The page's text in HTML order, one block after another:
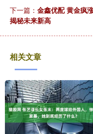
下一篇： 金鑫优配 黄金疯
揭秘未来新高
相关文章